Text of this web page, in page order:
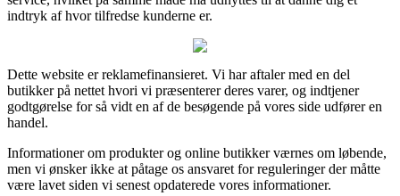
indtryk af hvor tilfredse kunderne er.
Dette website er reklamefinansieret. Vi har aftaler med en del
butikker på nettet hvori vi præsenterer deres varer, og indtjener
godtgørelse for så vidt en af de besøgende på vores side udfører en
handel.
Informationer om produkter og online butikker værnes om løbende,
men vi ønsker ikke at påtage os ansvaret for reguleringer der måtte
være lavet siden vi senest opdaterede vores informationer.